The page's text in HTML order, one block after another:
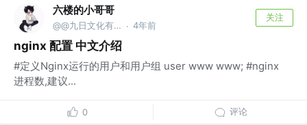
六楼的小哥哥
@@九日文化有限 公司 · 4年前
关注
nginx 配置 中文介绍
#定义Nginx运行的用户和用户组 user www www; #nginx
进程数,建议...
0 评论